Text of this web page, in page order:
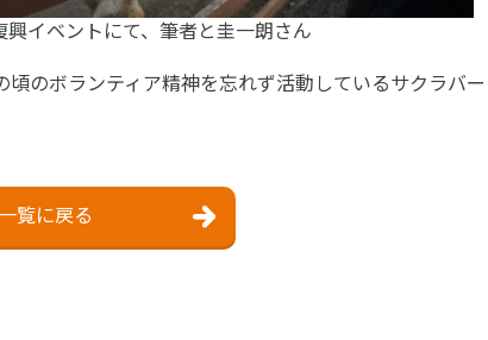
イベントにて、筆者と圭一朗さん
のボランティア精神を忘れず活動しているサクラバー
一覧に戻る